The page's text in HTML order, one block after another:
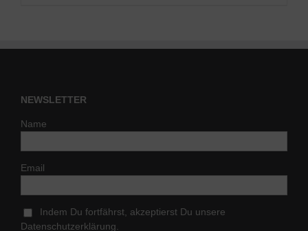
NEWSLETTER
Name
Email
Indem Du fortfährst, akzeptierst Du unsere
Datenschutzerklärung.